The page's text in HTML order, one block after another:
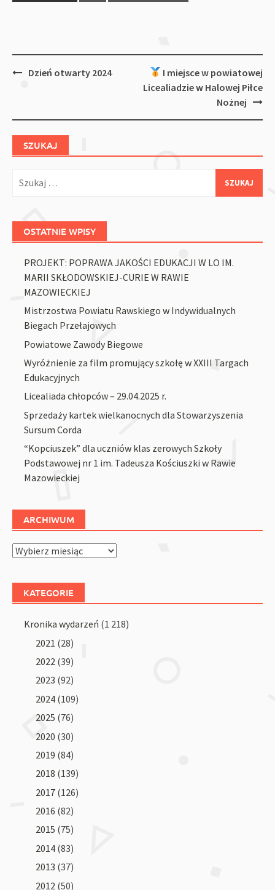
PostDzień otwarty 2024
I miejsce w powiatowej
Licealiadzie w Halowej Piłce
Nożnej
SZUKAJ
OSTATNIE WPISY
PROJEKT: POPRAWA JAKOŚCI EDUKACJI W LO IM.
MARII SKŁODOWSKIEJ-CURIE W RAWIE
MAZOWIECKIEJ
Mistrzostwa Powiatu Rawskiego w Indywidualnych
Biegach Przełajowych
Powiatowe Zawody Biegowe
Wyróżnienie za film promujący szkołę w XXIII Targach
Edukacyjnych
Licealiada chłopców – 29.04.2025 r.
Sprzedaży kartek wielkanocnych dla Stowarzyszenia
Sursum Corda
“Kopciuszek” dla uczniów klas zerowych Szkoły
Podstawowej nr 1 im. Tadeusza Kościuszki w Rawie
Mazowieckiej
ARCHIWUM
Archiwum
KATEGORIE
Kronika wydarzeń (1 218)
2021 (28)
2022 (39)
2023 (92)
2024 (109)
2025 (76)
2020 (30)
2019 (84)
2018 (139)
2017 (126)
2016 (82)
2015 (75)
2014 (83)
2013 (37)
2012 (50)